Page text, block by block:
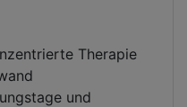
Therapie
und